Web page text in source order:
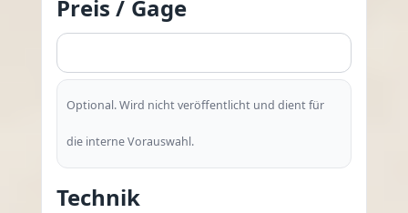
Preis / Gage
Optional. Wird nicht veröffentlicht und dient für
die interne Vorauswahl.
Technik